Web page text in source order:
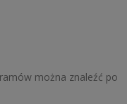
można znaleźć po